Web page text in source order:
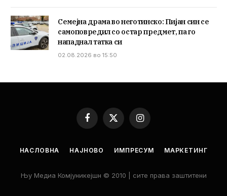
Семејна драма во неготинско: Пијан син се
самоповредил со остар предмет, па го
нападнал татка си
02.08.2026 во 15:50
Facebook
X
(Twitter)
Instagram
НАСЛОВНА НАЈНОВО ИМПРЕСУМ МАРКЕТИНГ
Њу Медиа Комјуникејшн © 2010 | сите права заштитени